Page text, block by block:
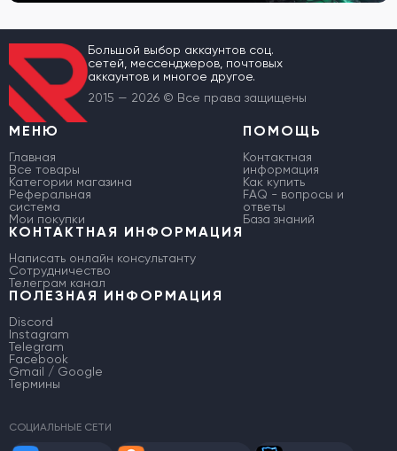
Большой выбор аккаунтов соц.
сетей, мессенджеров, почтовых
аккаунтов и многое другое.
2015 — 2026 © Все права защищены
МЕНЮ
Главная
Все товары
Категории магазина
Реферальная
система
Мои покупки
ПОМОЩЬ
Контактная
информация
Как купить
FAQ - вопросы и
ответы
База знаний
КОНТАКТНАЯ ИНФОРМАЦИЯ
Написать онлайн консультанту
Сотрудничество
Телеграм канал
ПОЛЕЗНАЯ ИНФОРМАЦИЯ
Discord
Instagram
Telegram
Facebook
Gmail / Google
Термины
СОЦИАЛЬНЫЕ СЕТИ